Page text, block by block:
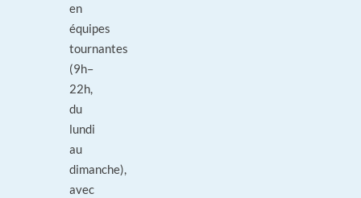
en
équipes
tournantes
(9h–
22h,
du
lundi
au
dimanche),
avec